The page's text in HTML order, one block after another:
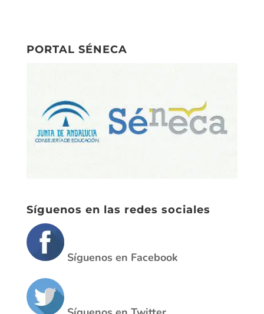
PORTAL SÉNECA
Síguenos en las redes sociales
Síguenos en Facebook